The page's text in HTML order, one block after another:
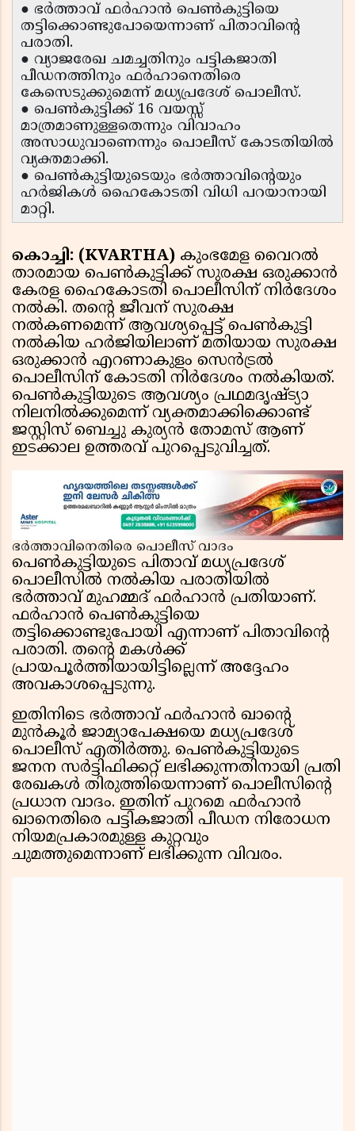
● ഭർത്താവ് ഫർഹാൻ പെൺകുട്ടിയെ
തട്ടിക്കൊണ്ടുപോയെന്നാണ് പിതാവിന്റെ
പരാതി.
● വ്യാജരേഖ ചമച്ചതിനും പട്ടികജാതി
പീഡനത്തിനും ഫർഹാനെതിരെ
കേസെടുക്കുമെന്ന് മധ്യപ്രദേശ് പൊലീസ്.
● പെൺകുട്ടിക്ക് 16 വയസ്സ്
മാത്രമാണുള്ളതെന്നും വിവാഹം
അസാധുവാണെന്നും പൊലീസ് കോടതിയിൽ
വ്യക്തമാക്കി.
● പെൺകുട്ടിയുടെയും ഭർത്താവിൻ്റെയും
ഹർജികൾ ഹൈകോടതി വിധി പറയാനായി
മാറ്റി.
കൊച്ചി: (KVARTHA) കുംഭമേള വൈറൽ
താരമായ പെൺകുട്ടിക്ക് സുരക്ഷ ഒരുക്കാൻ
കേരള ഹൈകോടതി പൊലീസിന് നിർദേശം
നൽകി. തൻ്റെ ജീവന് സുരക്ഷ
നൽകണമെന്ന് ആവശ്യപ്പെട്ട് പെൺകുട്ടി
നൽകിയ ഹർജിയിലാണ് മതിയായ സുരക്ഷ
ഒരുക്കാൻ എറണാകുളം സെൻട്രൽ
പൊലീസിന് കോടതി നിർദേശം നൽകിയത്.
പെൺകുട്ടിയുടെ ആവശ്യം പ്രഥമദൃഷ്ട്യാ
നിലനിൽക്കുമെന്ന് വ്യക്തമാക്കിക്കൊണ്ട്
ജസ്റ്റിസ് ബെച്ചു കുര്യൻ തോമസ് ആണ്
ഇടക്കാല ഉത്തരവ് പുറപ്പെടുവിച്ചത്.
ഭർത്താവിനെതിരെ പൊലീസ് വാദം
പെൺകുട്ടിയുടെ പിതാവ് മധ്യപ്രദേശ്
പൊലീസിൽ നൽകിയ പരാതിയിൽ
ഭർത്താവ് മുഹമ്മദ് ഫർഹാൻ പ്രതിയാണ്.
ഫർഹാൻ പെൺകുട്ടിയെ
തട്ടിക്കൊണ്ടുപോയി എന്നാണ് പിതാവിൻ്റെ
പരാതി. തൻ്റെ മകൾക്ക്
പ്രായപൂർത്തിയായിട്ടില്ലെന്ന് അദ്ദേഹം
അവകാശപ്പെടുന്നു.
ഇതിനിടെ ഭർത്താവ് ഫർഹാൻ ഖാൻ്റെ
മുൻകൂർ ജാമ്യാപേക്ഷയെ മധ്യപ്രദേശ്
പൊലീസ് എതിർത്തു. പെൺകുട്ടിയുടെ
ജനന സർട്ടിഫിക്കറ്റ് ലഭിക്കുന്നതിനായി പ്രതി
രേഖകൾ തിരുത്തിയെന്നാണ് പൊലീസിൻ്റെ
പ്രധാന വാദം. ഇതിന് പുറമെ ഫർഹാൻ
ഖാനെതിരെ പട്ടികജാതി പീഡന നിരോധന
നിയമപ്രകാരമുള്ള കുറ്റവും
ചുമത്തുമെന്നാണ് ലഭിക്കുന്ന വിവരം.